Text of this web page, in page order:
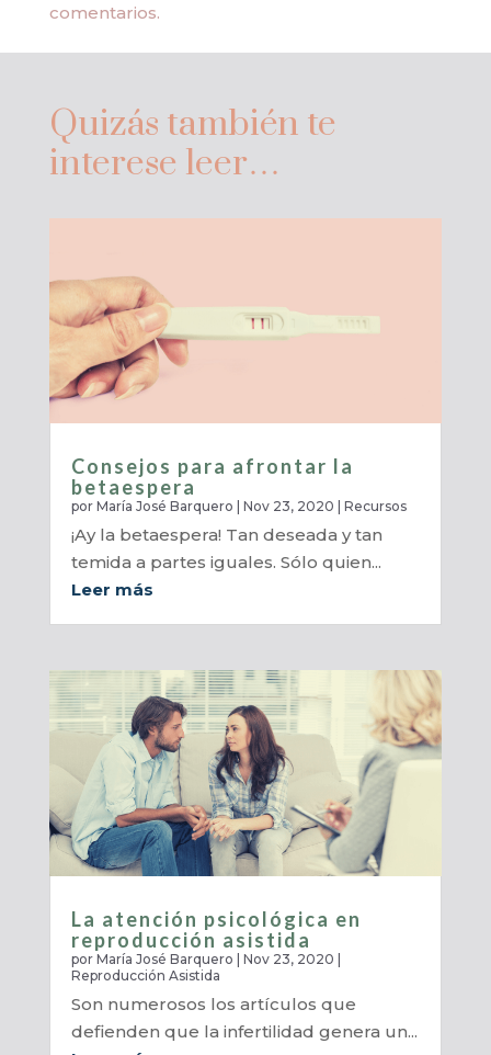
comentarios.
Quizás también te
interese leer…
Consejos para afrontar la
betaespera
por María José Barquero Nov 23, 2020 Recursos
¡Ay la betaespera! Tan deseada y tan
temida a partes iguales. Sólo quien...
Leer más
La atención psicológica en
reproducción asistida
por María José Barquero | Nov 23, 2020 |
Reproducción Asistida
Son numerosos los artículos que
defienden que la infertilidad genera un...